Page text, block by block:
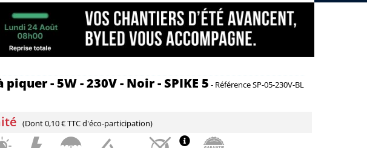
piquer - 5W - 230V - Noir - SPIKE 5 - RéférenceSP-05-230V-BL
(Dont0,10 € TTCd'éco-participation)